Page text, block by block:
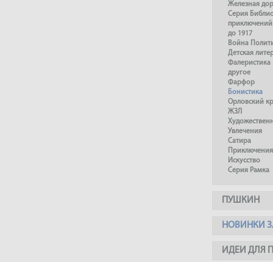
Железная
Серия
приключений
до 1917
Война
Детская
Фалеристика
другое
Фарфор
Бонистика
Орловский
ЖЗЛ
Увлечения
Сатира
Приключения
Искусство
Серия Рамка
ПУШКИН
НОВИНКИ
ИДЕИ ДЛЯ